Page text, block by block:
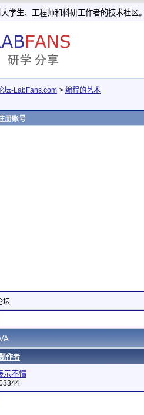
学生、工程师和科研工作者的技术社区
坛-LabFans.com > 编程的艺术
册账号
坛.
作者
示不懂